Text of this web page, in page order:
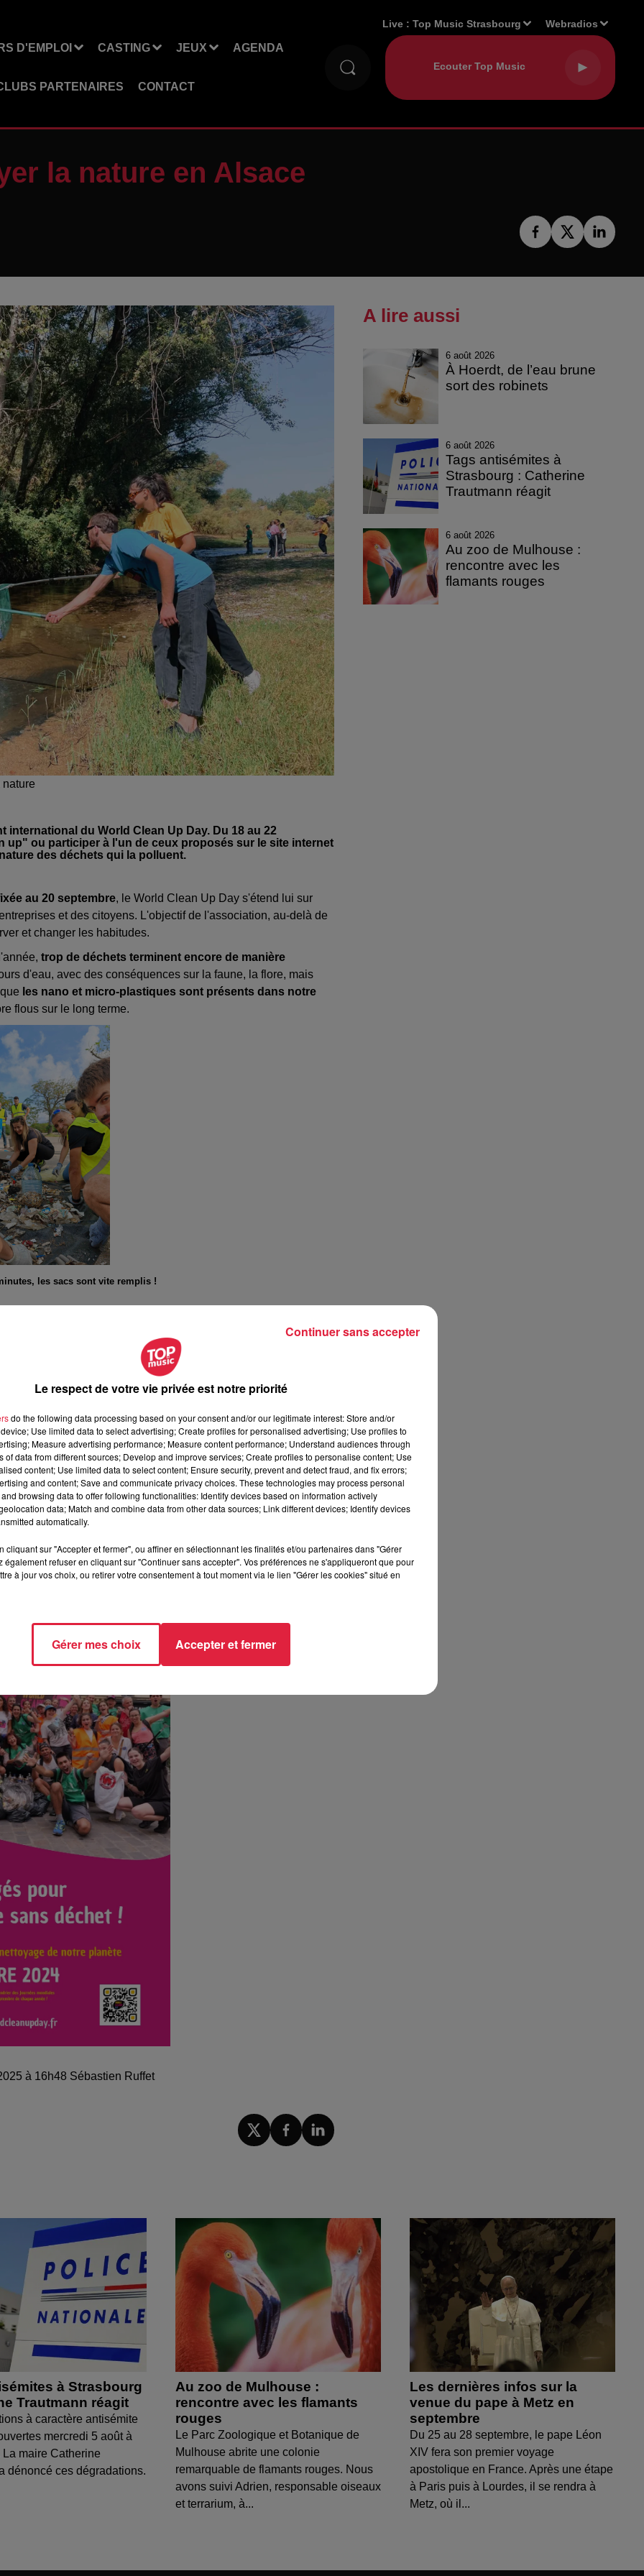
D'EMPLOI CASTING JEUX AGENDA
PARTENAIRES CONTACT
Live :Top Music Strasbourg Webradios
la nature en Alsace
du World Clean Up Day. Du 18 au 22
ou participer à l'un de ceux proposés sur le site internet
des déchets qui la polluent.
au 20 septembre, le World Clean Up Day s'étend lui sur
et des citoyens. L'objectif de l'association, au-delà de
et changer les habitudes.
trop de déchets terminent encore de manière
d'eau, avec des conséquences sur la faune, la flore, mais
les nano et micro-plastiques sont présents dans notre
flous sur le long terme.
les sacs sont vite remplis !
Clean Up - France, c'est de
rassembler jusqu'à 3 millions et
plusieurs événements sont déjà prévus, avec des entreprises
McDonald's de Wissembourg, ou encore différentes agences
associations, qui ouvrent leurs "clean-up" à toutes les
devant la mairie à 9h
de St-Louis
rue de Copenhague
à Strasbourg pour nettoyer les quais de l'Ill
tous les groupes le samedi 21 à 10h pour une distribution de
ou dans votre village !
, région qui propose aussison Elsàssputz, preuve qu'en Alsace,
à 16h48 Sébastien Ruffet
A lire aussi
6 août 2026
À Hoerdt, de l’eau brune
sort des robinets
6 août 2026
Tags antisémites à
Strasbourg : Catherine
Trautmann réagit
6 août 2026
Au zoo de Mulhouse :
rencontre avec les
flamants rouges
à Strasbourg
Trautmann réagit
à caractère antisémite
mercredi 5 août à
La maire Catherine
dénoncé ces dégradations.
Au zoo de Mulhouse :
rencontre avec les flamants
rouges
Le Parc Zoologique et Botanique de
Mulhouse abrite une colonie
remarquable de flamants rouges. Nous
avons suivi Adrien, responsable oiseaux
et terrarium, à...
Les dernières infos sur la
venue du pape à Metz en
septembre
Du 25 au 28 septembre, le pape Léon
XIV fera son premier voyage
apostolique en France. Après une étape
à Paris puis à Lourdes, il se rendra à
Metz, où il...
Le respect de votre vie privée est notre priorité
do the following data processing based on your consent and/or our legitimate interest: Store and/or
Use limited data to select advertising; Create profiles for personalised advertising; Use profiles to
Measure advertising performance; Measure content performance; Understand audiences through
of data from different sources; Develop and improve services; Create profiles to personalise content; Use
content; Use limited data to select content; Ensure security, prevent and detect fraud, and fix errors;
and content; Save and communicate privacy choices. These technologies may process personal
browsing data to offer following functionalities: Identify devices based on information actively
data; Match and combine data from other data sources; Link different devices; Identify devices
automatically.
cliquant sur "Accepter et fermer", ou affiner en sélectionnant les finalités et/ou partenaires dans "Gérer
également refuser en cliquant sur "Continuer sans accepter". Vos préférences ne s'appliqueront que pour
à jour vos choix, ou retirer votre consentement à tout moment via le lien "Gérer les cookies" situé en
Gérer mes choix Accepter et fermer
Continuer sans accepter